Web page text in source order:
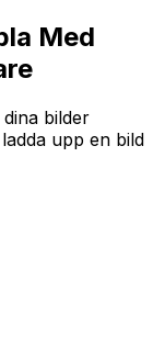
Med
bilder
upp en bild